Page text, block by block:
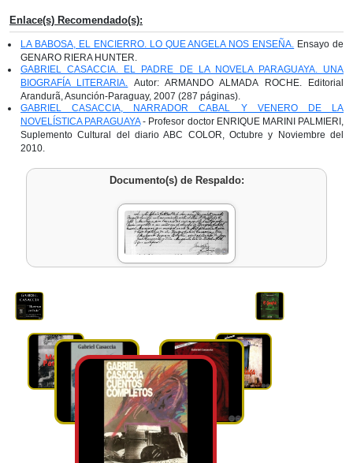
Enlace(s) Recomendado(s):
LA BABOSA, EL ENCIERRO. LO QUE ANGELA NOS ENSEÑA. Ensayo de
GENARO RIERA HUNTER.
GABRIEL CASACCIA. EL PADRE DE LA NOVELA PARAGUAYA. UNA
BIOGRAFÍA LITERARIA. Autor: ARMANDO ALMADA ROCHE. Editorial
Arandurã, Asunción-Paraguay, 2007 (287 páginas).
GABRIEL CASACCIA, NARRADOR CABAL Y VENERO DE LA
NOVELÍSTICA PARAGUAYA- Profesor doctor ENRIQUE MARINI PALMIERI,
Suplemento Cultural del diario ABC COLOR, Octubre y Noviembre del
2010.
Documento(s) de Respaldo: